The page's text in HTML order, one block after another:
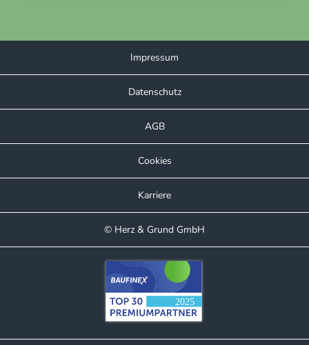
Impressum
Datenschutz
AGB
Cookies
Karriere
© Herz & Grund GmbH
Kundenbewertungen und Erfahrungen zu